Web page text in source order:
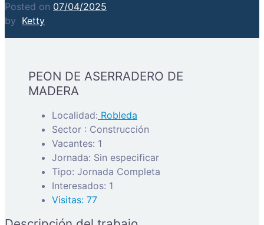
Posted on 07/04/2025
by Ketty
PEON DE ASERRADERO DE
MADERA
Localidad: Robleda
Sector : Construcción
Vacantes: 1
Jornada: Sin especificar
Tipo: Jornada Completa
Interesados: 1
Visitas: 77